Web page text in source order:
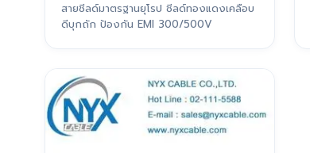
สายชีลด์มาตรฐานยุโรป ชีลด์ทองแดงเคลือบ
ดีบุกถัก ป้องกัน EMI 300/500V